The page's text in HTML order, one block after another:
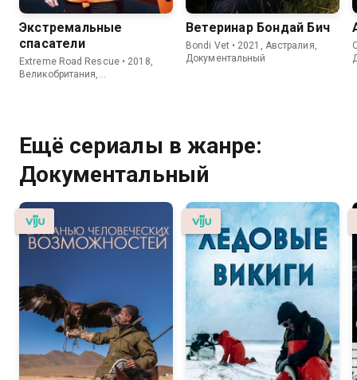
Экстремальные
спасатели
Extreme Road Rescue • 2018,
Великобритания,
Ветеринар Бондай Бич
Bondi Vet • 2021, Австралия,
Документальный
Ещё сериалы в жанре:
Документальный